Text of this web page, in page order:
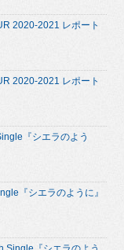
2020-2021 レポート
2020-2021 レポート
『シエラのよう
『シエラのように』